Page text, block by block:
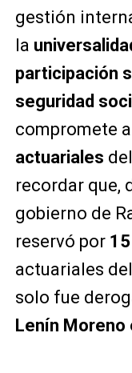
gestión
la
participación
seguridad
compromete
actuariales
recordar que,
gobierno de
reservó por
actuariales
solo fue
Lenín Moreno